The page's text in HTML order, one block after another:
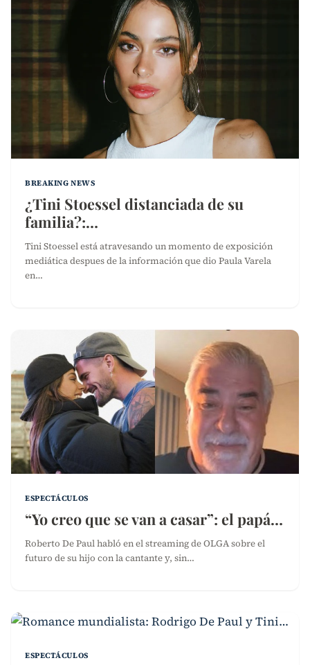
BREAKING NEWS
¿Tini Stoessel distanciada de su
familia?:…
Tini Stoessel está atravesando un momento de exposición
mediática despues de la información que dio Paula Varela
en…
ESPECTÁCULOS
“Yo creo que se van a casar”: el papá…
Roberto De Paul habló en el streaming de OLGA sobre el
futuro de su hijo con la cantante y, sin…
ESPECTÁCULOS